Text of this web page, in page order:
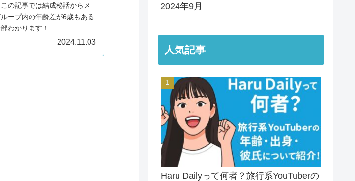
の記事では結成秘話からメ
ープ内の年齢差が6歳もある
わかります！
2024.11.03
2024年9月
人気記事
Haru Dailyって何者？旅行系YouTuberの